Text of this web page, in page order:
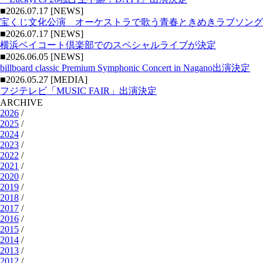
■2026.07.17 [NEWS]
宝くじ文化公演 オーケストラで歌う青春ときめきラブソン
■2026.07.17 [NEWS]
横浜ベイコート倶楽部でのスペシャルライブが決定
■2026.06.05 [NEWS]
billboard classic Premium Symphonic Concert in Nagano出演決定
■2026.05.27 [MEDIA]
フジテレビ「MUSIC FAIR」出演決定
ARCHIVE
2026 /
2025 /
2024 /
2023 /
2022 /
2021 /
2020 /
2019 /
2018 /
2017 /
2016 /
2015 /
2014 /
2013 /
2012 /